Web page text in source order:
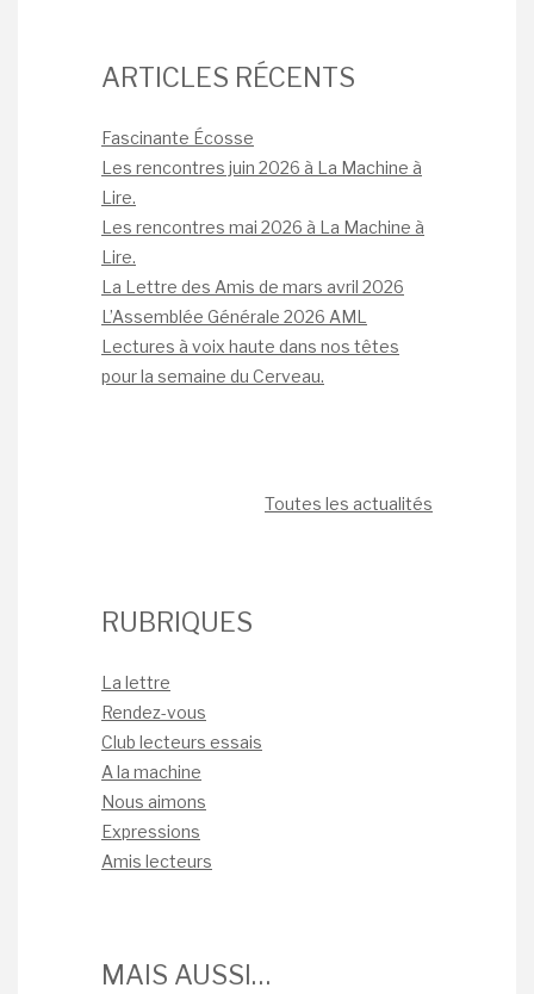
ARTICLES RÉCENTS
Fascinante Écosse
Les rencontres juin 2026 à La Machine à
Lire.
Les rencontres mai 2026 à La Machine à
Lire.
La Lettre des Amis de mars avril 2026
L’Assemblée Générale 2026 AML
Lectures à voix haute dans nos têtes
pour la semaine du Cerveau.
Toutes les actualités
RUBRIQUES
La lettre
Rendez-vous
Club lecteurs essais
A la machine
Nous aimons
Expressions
Amis lecteurs
MAIS AUSSI…